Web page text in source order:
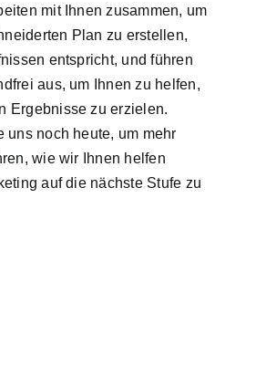
mit Ihnen zusammen, um
Plan zu erstellen,
entspricht, und führen
aus, um Ihnen zu helfen,
Ergebnisse zu erzielen.
uns noch heute, um mehr
wie wir Ihnen helfen
auf die nächste Stufe zu